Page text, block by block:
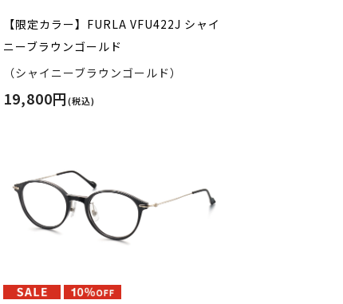
【限定カラー】FURLA VFU422J シャイ
ニーブラウンゴールド
（シャイニーブラウンゴールド）
19,800円(税込)